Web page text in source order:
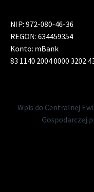
NIP: 972-080-46-36
REGON: 634459354
Konto: mBank
83 1140 2004 0000 3202
Wpis do Centralnej
Gospodarczej